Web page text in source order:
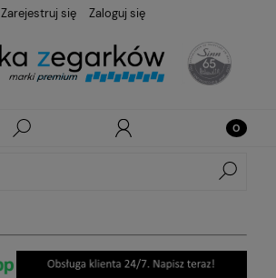
Zarejestruj się Zaloguj się